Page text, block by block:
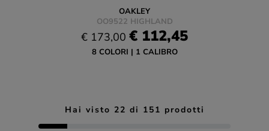
OAKLEY
OO9522 HIGHLAND
€ 173,00 € 112,45
8 COLORI 1 CALIBRO
Hai visto 22 di 151 prodotti